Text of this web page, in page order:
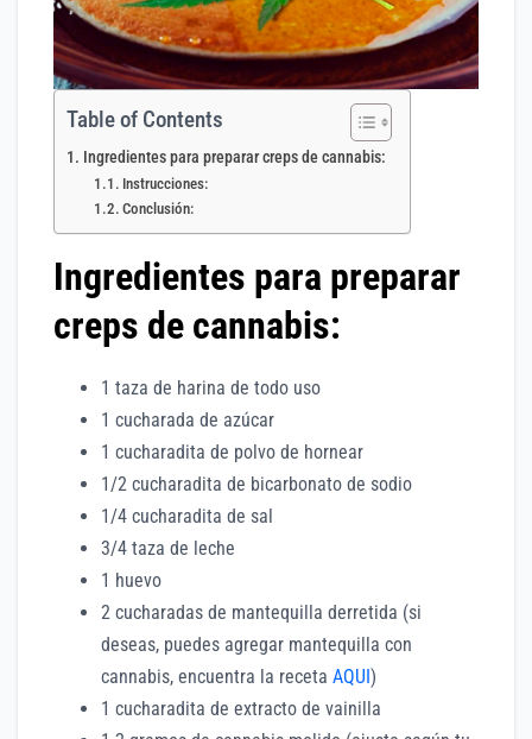
Table of Contents
Ingredientes para preparar creps de cannabis:
Instrucciones:
Conclusión:
Ingredientes para preparar
creps de cannabis:
1 taza de harina de todo uso
1 cucharada de azúcar
1 cucharadita de polvo de hornear
1/2 cucharadita de bicarbonato de sodio
1/4 cucharadita de sal
3/4 taza de leche
1 huevo
2 cucharadas de mantequilla derretida (si
deseas, puedes agregar mantequilla con
cannabis, encuentra la receta AQUI)
1 cucharadita de extracto de vainilla